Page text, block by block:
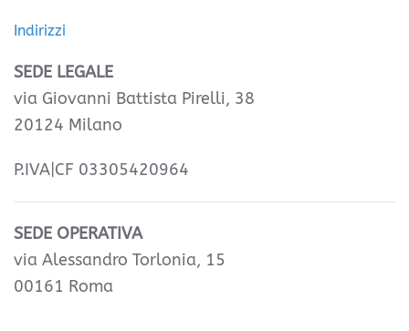
Indirizzi
SEDE LEGALE
via Giovanni Battista Pirelli, 38
20124 Milano
P.IVA|CF 03305420964
SEDE OPERATIVA
via Alessandro Torlonia, 15
00161 Roma